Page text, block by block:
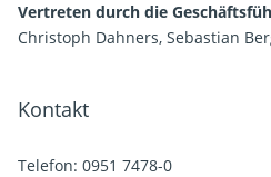
Vertreten durch die
Christoph Dahners, Sebastian
Kontakt
Telefon: 0951 7478-0